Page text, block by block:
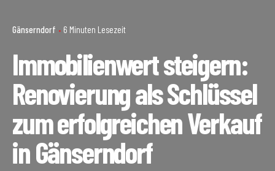
Gänserndorf 6 Minuten Lesezeit
Immobilienwert steigern:
Renovierung als Schlüssel
zum erfolgreichen Verkauf
in Gänserndorf